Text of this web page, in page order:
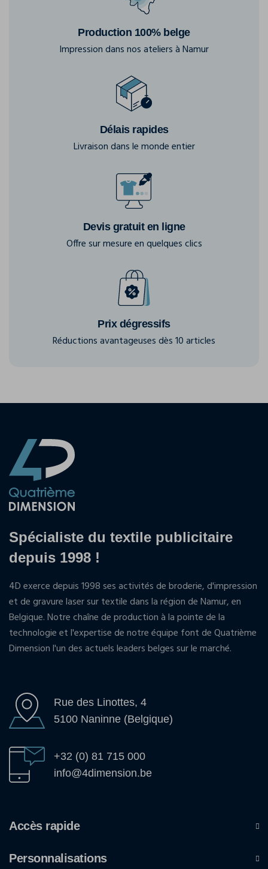
Production 100% belge
Impression dans nos ateliers à Namur
Délais rapides
Livraison dans le monde entier
Devis gratuit en ligne
Offre sur mesure en quelques clics
Prix dégressifs
Réductions avantageuses dès 10 articles
Spécialiste du textile publicitaire
depuis 1998 !
4D exerce depuis 1998 ses activités de broderie, d'impression
et de gravure laser sur textile dans la région de Namur, en
Belgique. Notre chaîne de production à la pointe de la
technologie et l'expertise de notre équipe font de Quatrième
Dimension l'un des actuels leaders belges sur le marché.
Rue des Linottes, 4
5100 Naninne (Belgique)
+32 (0) 81 715 000
info@4dimension.be
Accès rapide
Personnalisations